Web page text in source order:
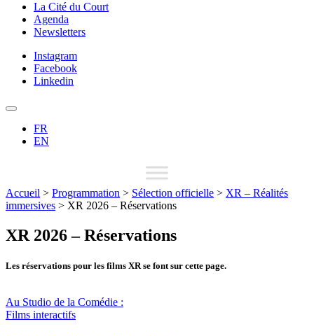
La Cité du Court
Agenda
Newsletters
Instagram
Facebook
Linkedin
FR
EN
Accueil > Programmation > Sélection officielle > XR – Réalités
immersives > XR 2026 – Réservations
XR 2026 – Réservations
Les réservations pour les films XR se font sur cette page.
Au Studio de la Comédie :
Films interactifs